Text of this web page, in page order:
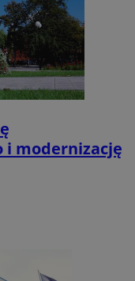
i modernizację